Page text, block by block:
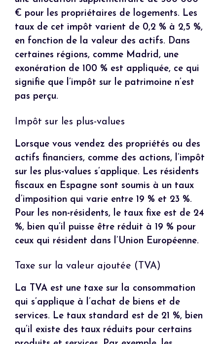
€ pour les propriétaires de logements. Les
taux de cet impôt varient de 0,2 % à 2,5 %,
en fonction de la valeur des actifs. Dans
certaines régions, comme Madrid, une
exonération de 100 % est appliquée, ce qui
signifie que l’impôt sur le patrimoine n’est
pas perçu.
Impôt sur les plus-values
Lorsque vous vendez des propriétés ou des
actifs financiers, comme des actions, l’impôt
sur les plus-values s’applique. Les résidents
fiscaux en Espagne sont soumis à un taux
d’imposition qui varie entre 19 % et 23 %.
Pour les non-résidents, le taux fixe est de 24
%, bien qu’il puisse être réduit à 19 % pour
ceux qui résident dans l’Union Européenne.
Taxe sur la valeur ajoutée (TVA)
La TVA est une taxe sur la consommation
qui s’applique à l’achat de biens et de
services. Le taux standard est de 21 %, bien
qu’il existe des taux réduits pour certains